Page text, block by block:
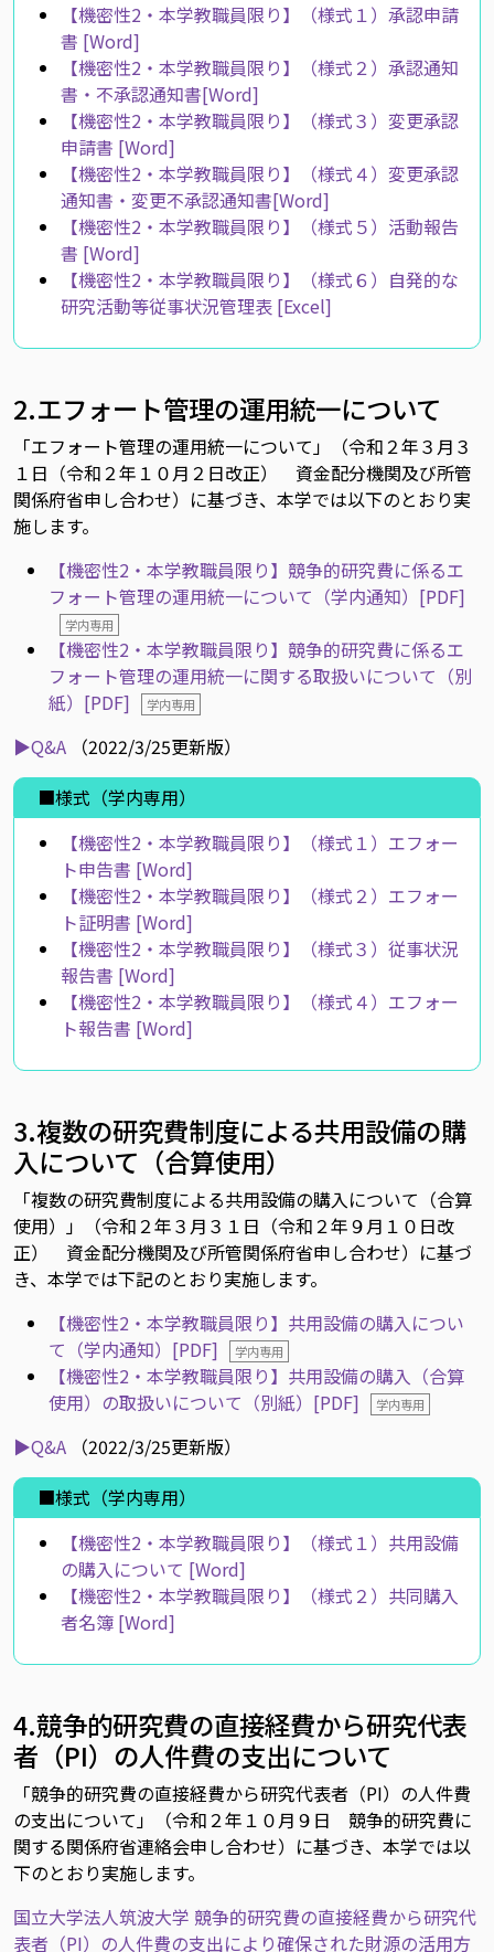
【機密性2・本学教職員限り】（様式１）承認申請
書 [Word]
【機密性2・本学教職員限り】（様式２）承認通知
書・不承認通知書[Word]
【機密性2・本学教職員限り】（様式３）変更承認
申請書 [Word]
【機密性2・本学教職員限り】（様式４）変更承認
通知書・変更不承認通知書[Word]
【機密性2・本学教職員限り】（様式５）活動報告
書 [Word]
【機密性2・本学教職員限り】（様式６）自発的な
研究活動等従事状況管理表 [Excel]
2.エフォート管理の運用統一について
「エフォート管理の運用統一について」（令和２年３月３
１日（令和２年１０月２日改正） 資金配分機関及び所管
関係府省申し合わせ）に基づき、本学では以下のとおり実
施します。
【機密性2・本学教職員限り】競争的研究費に係るエ
フォート管理の運用統一について（学内通知）[PDF]
学内専用
【機密性2・本学教職員限り】競争的研究費に係るエ
フォート管理の運用統一に関する取扱いについて（別
紙）[PDF]
学内専用
▶Q&A
（2022/3/25更新版）
■様式（学内専用）
【機密性2・本学教職員限り】（様式１）エフォー
ト申告書 [Word]
【機密性2・本学教職員限り】（様式２）エフォー
ト証明書 [Word]
【機密性2・本学教職員限り】（様式３）従事状況
報告書 [Word]
【機密性2・本学教職員限り】（様式４）エフォー
ト報告書 [Word]
3.複数の研究費制度による共用設備の購
入について（合算使用）
「複数の研究費制度による共用設備の購入について（合算
使用）」（令和２年３月３１日（令和２年９月１０日改
正） 資金配分機関及び所管関係府省申し合わせ）に基づ
き、本学では下記のとおり実施します。
【機密性2・本学教職員限り】共用設備の購入につい
て（学内通知）[PDF]
学内専用
【機密性2・本学教職員限り】共用設備の購入（合算
使用）の取扱いについて（別紙）[PDF]
学内専用
▶Q&A
（2022/3/25更新版）
■様式（学内専用）
【機密性2・本学教職員限り】（様式１）共用設備
の購入について [Word]
【機密性2・本学教職員限り】（様式２）共同購入
者名簿 [Word]
4.競争的研究費の直接経費から研究代表
者（PI）の人件費の支出について
「競争的研究費の直接経費から研究代表者（PI）の人件費
の支出について」（令和２年１０月９日 競争的研究費に
関する関係府省連絡会申し合わせ）に基づき、本学では以
下のとおり実施します。
国立大学法人筑波大学 競争的研究費の直接経費から研究代
表者（PI）の人件費の支出により確保された財源の活用方